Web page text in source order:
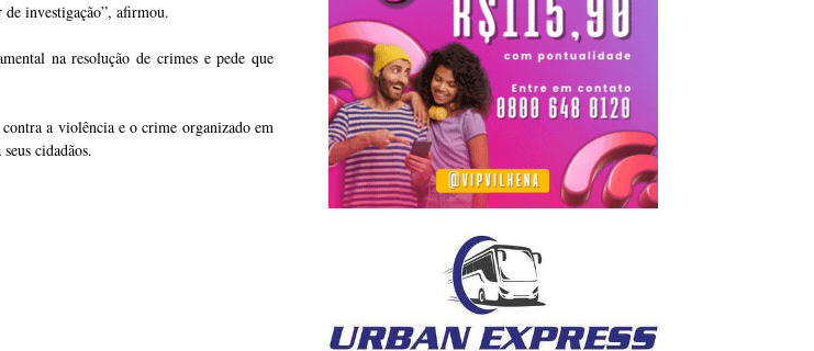
de investigação”, afirmou.
na resolução de crimes e pede que
a violência e o crime organizado em
cidadãos.